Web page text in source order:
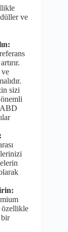
ve
ve
sizi
ABD
özellikle
bir